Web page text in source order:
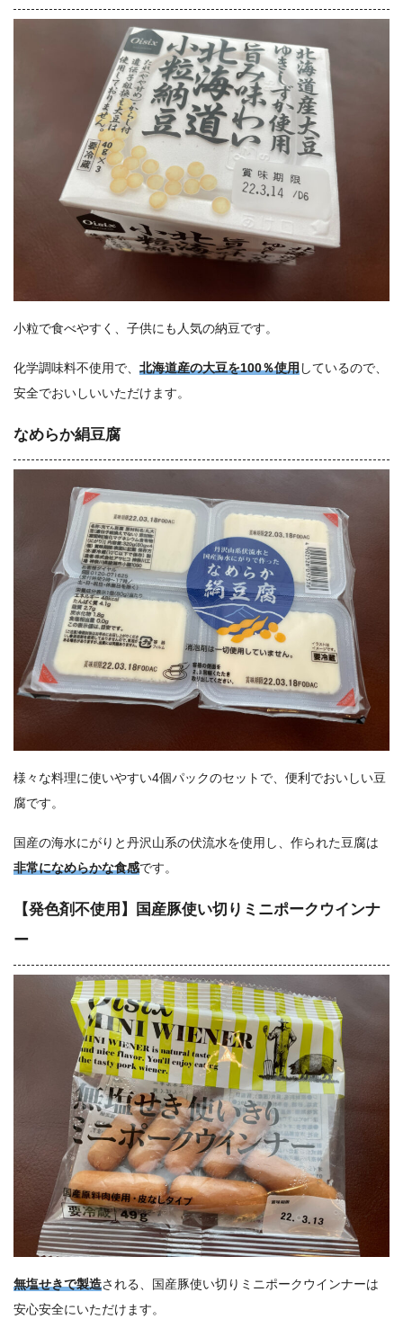
小粒で食べやすく、子供にも人気の納豆です。
化学調味料不使用で、 北海道産の大豆を100％使用しているので、
安全でおいしいいただけます。
なめらか絹豆腐
様々な料理に使いやすい4個パックのセットで、便利でおいしい豆
腐です。
国産の海水にがりと丹沢山系の伏流水を使用し、作られた豆腐は
非常になめらかな食感です。
【発色剤不使用】国産豚使い切りミニポークウインナ
ー
無塩せきで製造される、国産豚使い切りミニポークウインナーは
安心安全にいただけます。